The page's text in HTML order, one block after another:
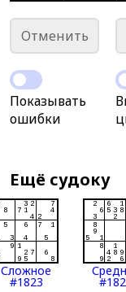
Отменить
Показывать
ошибки
Ещё судоку
Сложное
#1823